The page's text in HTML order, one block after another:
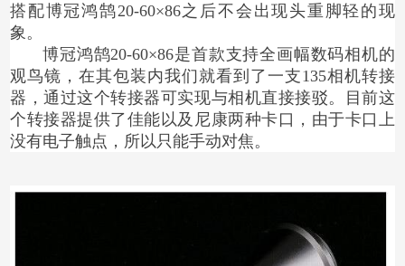
搭配博冠鸿鹄20-60×86之后不会出现头重脚轻的现
象。
博冠鸿鹄20-60×86是首款支持全画幅数码相机的
观鸟镜，在其包装内我们就看到了一支135相机转接
器，通过这个转接器可实现与相机直接接驳。目前这
个转接器提供了佳能以及尼康两种卡口，由于卡口上
没有电子触点，所以只能手动对焦。